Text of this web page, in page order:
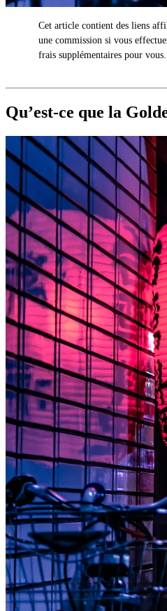
Cet article contient des liens
une commission si vous
frais supplémentaires pour vous.
Qu’est-ce que la